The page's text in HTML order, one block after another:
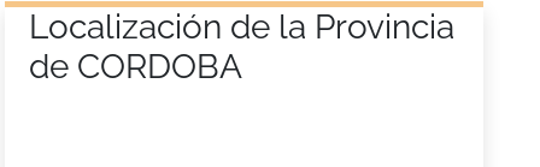
Localización de la Provincia
de CORDOBA